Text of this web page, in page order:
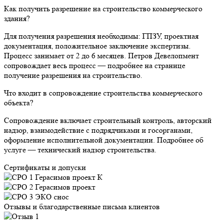
Как получить разрешение на строительство коммерческого
здания?
Для получения разрешения необходимы: ГПЗУ, проектная
документация, положительное заключение экспертизы.
Процесс занимает от 2 до 6 месяцев. Петров Девелопмент
сопровождает весь процесс — подробнее на странице
получение разрешения на строительство.
Что входит в сопровождение строительства коммерческого
объекта?
Сопровождение включает строительный контроль, авторский
надзор, взаимодействие с подрядчиками и госорганами,
оформление исполнительной документации. Подробнее об
услуге — технический надзор строительства.
Сертификаты и допуски
Отзывы и благодарственные письма клиентов